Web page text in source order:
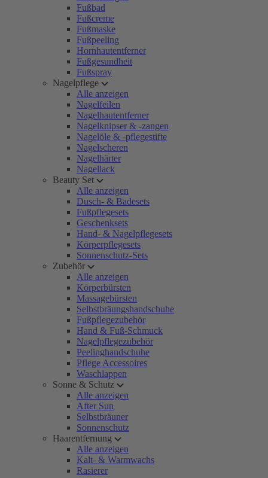
Fußbad
Fußcreme
Fußmaske
Fußpeeling
Hornhautentferner
Fußgesundheit
Fußspray
Nagelpflege
Alle anzeigen
Nagelfeilen
Nagelhautentferner
Nagelknipser & -zangen
Nagelöle & -pflegestifte
Nagelscheren
Nagelhärter
Nagellack
Beauty Set
Alle anzeigen
Dusch- & Badesets
Fußpflegesets
Geschenksets
Hand- & Nagelpflegesets
Körperpflegesets
Sonnenschutz-Sets
Zubehör
Alle anzeigen
Körperbürsten
Massagebürsten
Selbstbräungshandschuhe
Fußpflegezubehör
Hand & Fuß-Schmuck
Nagelpflegezubehör
Peelinghandschuhe
Pflege Accessoires
Waschlappen
Sonne & Schutz
Alle anzeigen
After Sun
Selbstbräuner
Sonnenschutz
Haarentfernung
Alle anzeigen
Kalt- & Warmwachs
Rasierer